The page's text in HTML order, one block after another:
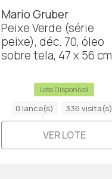
Mario Gruber
Peixe Verde (série
peixe), déc. 70, óleo
sobre tela, 47 x 56 cm
Lote Disponível
0 lance(s) 336 visita(s)
VER LOTE